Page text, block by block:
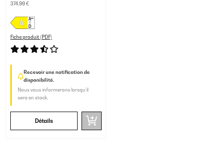
374,99 €
Fiche produit (PDF)
Recevoir une notification de
disponibilité.
Nous vous informerons lorsqu’il
sera en stock.
Détails